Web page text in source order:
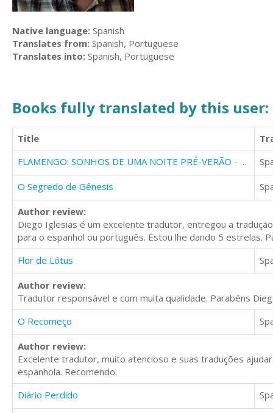
Native language: Spanish
Translates from: Spanish, Portuguese
Translates into: Spanish, Portuguese
Books fully translated by this user:
Title
FLAMENGO: SONHOS DE UMA NOITE PRÉ-VERÃO - Os anos dourados do maior clube do mundo
O Segredo de Gênesis
Author review:
Diego Iglesias é um excelente tradutor, entregou a
para o espanhol ou português. Estou lhe dando 5 estrelas.
Flor de Lótus
Author review:
Tradutor responsável e com muita qualidade. Parabéns
O Recomeço
Author review:
Excelente tradutor, muito atencioso e suas traduções
espanhola. Recomendo.
Diário Perdido